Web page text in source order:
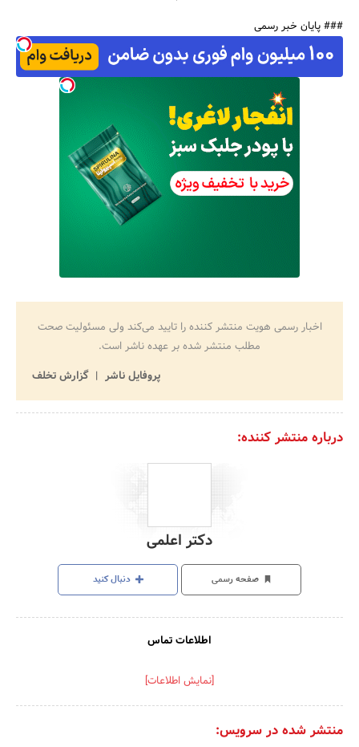
### پایان خبر رسمی
اخبار رسمی هویت منتشر کننده را تایید می‌کند ولی مسئولیت صحت
مطلب منتشر شده بر عهده ناشر است.
پروفایل ناشر
گزارش تخلف
درباره منتشر کننده:
دکتر اعلمی
صفحه رسمی دنبال کنید
اطلاعات تماس
[نمایش اطلاعات]
منتشر شده در سرویس: